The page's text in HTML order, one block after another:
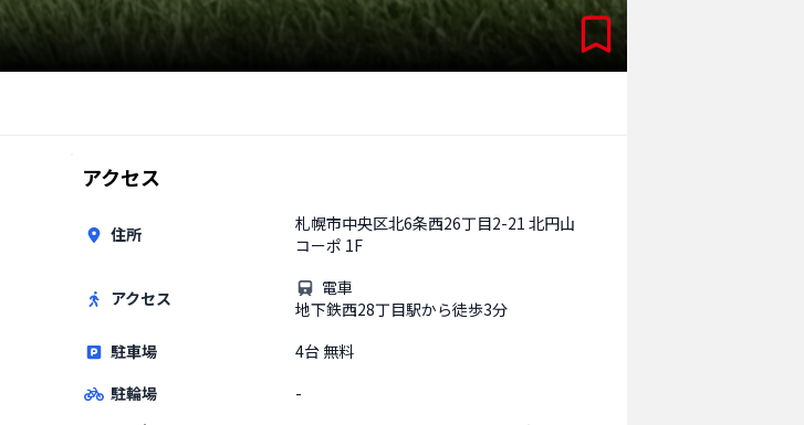
アクセス
住所
札幌市中央区北6条西26丁目2-21 北円山
コーポ 1F
アクセス
電車
地下鉄西28丁目駅から徒歩3分
駐車場
4台 無料
駐輪場
-